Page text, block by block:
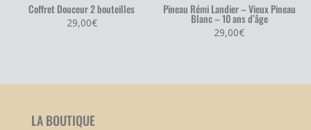
Coffret Douceur 2 bouteilles
29,00€
Pineau Rémi Landier – Vieux Pineau
Blanc – 10 ans d’âge
29,00€
LA BOUTIQUE